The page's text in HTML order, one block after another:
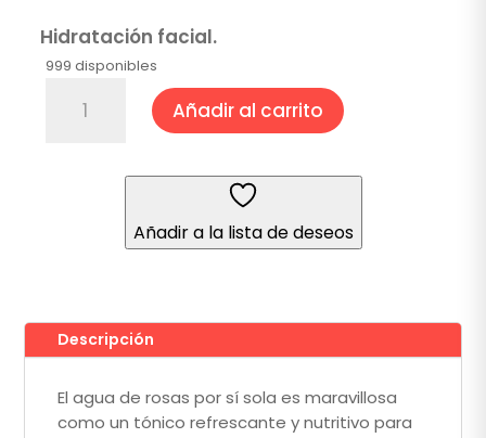
Hidratación facial.
999 disponibles
Añadir al carrito
Añadir a la lista de deseos
Descripción
El agua de rosas por sí sola es maravillosa
como un tónico refrescante y nutritivo para